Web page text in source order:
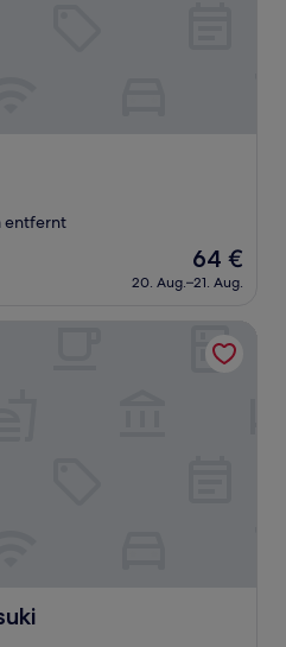
entfernt
Der
Preis
beträgt
64 €
20. Aug.–21. Aug.